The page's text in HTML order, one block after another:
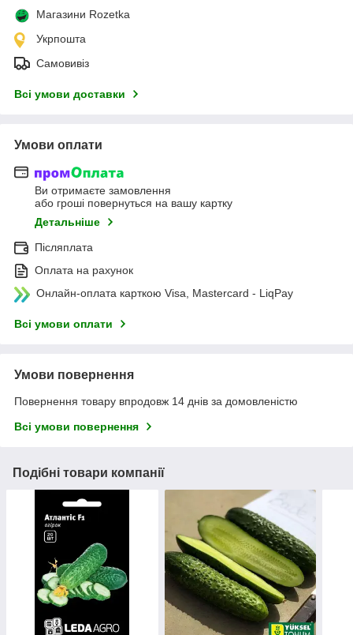
Магазини Rozetka
Укрпошта
Самовивіз
Всі умови доставки
Умови оплати
Ви отримаєте замовлення
або гроші повернуться на вашу картку
Детальніше
Післяплата
Оплата на рахунок
Онлайн-оплата карткою Visa, Mastercard - LiqPay
Всі умови оплати
Умови повернення
Повернення товару впродовж 14 днів за домовленістю
Всі умови повернення
Подібні товари компанії